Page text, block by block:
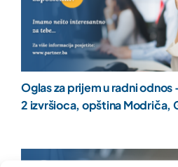
Oglas za prijem u radni odnos
2 izvršioca, opština Modriča,